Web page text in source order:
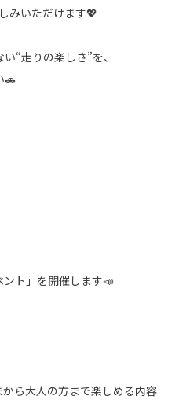
みいただけます💖
“走りの楽しさ”を、
🚗
ト」を開催します📣
ら大人の方まで楽しめる内容